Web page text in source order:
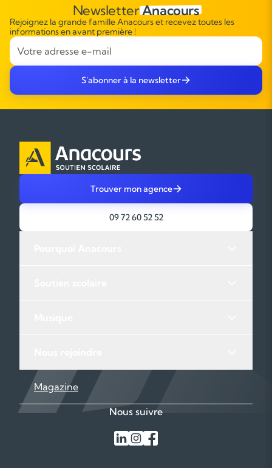
NewsletterAnacours
Rejoignez la grande famille Anacours et recevez toutes les
informations en avant première !
S'abonner à la newsletter
Trouver mon agence
09 72 60 52 52
Magazine
Nous suivre